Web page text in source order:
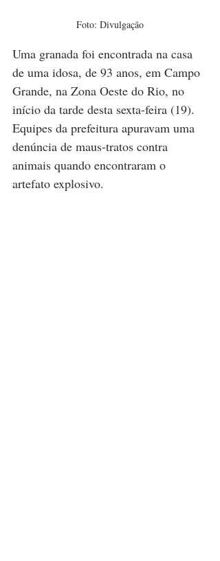
Foto: Divulgação
Uma granada foi encontrada na casa
de uma idosa, de 93 anos, em Campo
Grande, na Zona Oeste do Rio, no
início da tarde desta sexta-feira (19).
Equipes da prefeitura apuravam uma
denúncia de maus-tratos contra
animais quando encontraram o
artefato explosivo.